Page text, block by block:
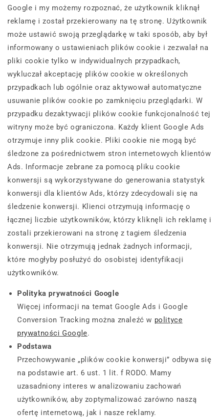
Google i my możemy rozpoznać, że użytkownik kliknął
reklamę i został przekierowany na tę stronę. Użytkownik
może ustawić swoją przeglądarkę w taki sposób, aby był
informowany o ustawieniach plików cookie i zezwalał na
pliki cookie tylko w indywidualnych przypadkach,
wykluczał akceptację plików cookie w określonych
przypadkach lub ogólnie oraz aktywował automatyczne
usuwanie plików cookie po zamknięciu przeglądarki. W
przypadku dezaktywacji plików cookie funkcjonalność tej
witryny może być ograniczona. Każdy klient Google Ads
otrzymuje inny plik cookie. Pliki cookie nie mogą być
śledzone za pośrednictwem stron internetowych klientów
Ads. Informacje zebrane za pomocą pliku cookie
konwersji są wykorzystywane do generowania statystyk
konwersji dla klientów Ads, którzy zdecydowali się na
śledzenie konwersji. Klienci otrzymują informację o
łącznej liczbie użytkowników, którzy kliknęli ich reklamę i
zostali przekierowani na stronę z tagiem śledzenia
konwersji. Nie otrzymują jednak żadnych informacji,
które mogłyby posłużyć do osobistej identyfikacji
użytkowników.
Polityka prywatności Google
Więcej informacji na temat Google Ads i Google
Conversion Tracking można znaleźć w polityce
prywatności Google.
Podstawa
Przechowywanie „plików cookie konwersji” odbywa się
na podstawie art. 6 ust. 1 lit. f RODO. Mamy
uzasadniony interes w analizowaniu zachowań
użytkowników, aby zoptymalizować zarówno naszą
ofertę internetową, jak i nasze reklamy.